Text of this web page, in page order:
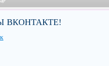
ВКОНТАКТЕ!